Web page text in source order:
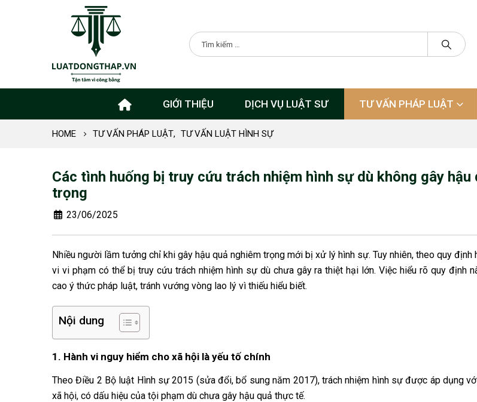
GIỚI THIỆU DỊCH VỤ LUẬT SƯ TƯ VẤN PHÁP LUẬT
HOME TƯ VẤN PHÁP LUẬT, TƯ VẤN LUẬT HÌNH SỰ
Các tình huống bị truy cứu trách nhiệm hình sự dù không gây hậu
trọng
23/06/2025
Nhiều người lầm tưởng chỉ khi gây hậu quả nghiêm trọng mới bị xử lý hình sự. Tuy nhiên, theo quy định
vi vi phạm có thể bị truy cứu trách nhiệm hình sự dù chưa gây ra thiệt hại lớn. Việc hiểu rõ quy định
cao ý thức pháp luật, tránh vướng vòng lao lý vì thiếu hiểu biết.
Nội dung
1. Hành vi nguy hiểm cho xã hội là yếu tố chính
Theo Điều 2 Bộ luật Hình sự 2015 (sửa đổi, bổ sung năm 2017), trách nhiệm hình sự được áp dụng
xã hội, có dấu hiệu của tội phạm dù chưa gây hậu quả thực tế.